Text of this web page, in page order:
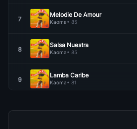
7
Melodie De Amour
Kaoma• 85
8
Salsa Nuestra
Kaoma• 85
9
Lamba Caribe
Kaoma• 81
10 Kaoma• 75